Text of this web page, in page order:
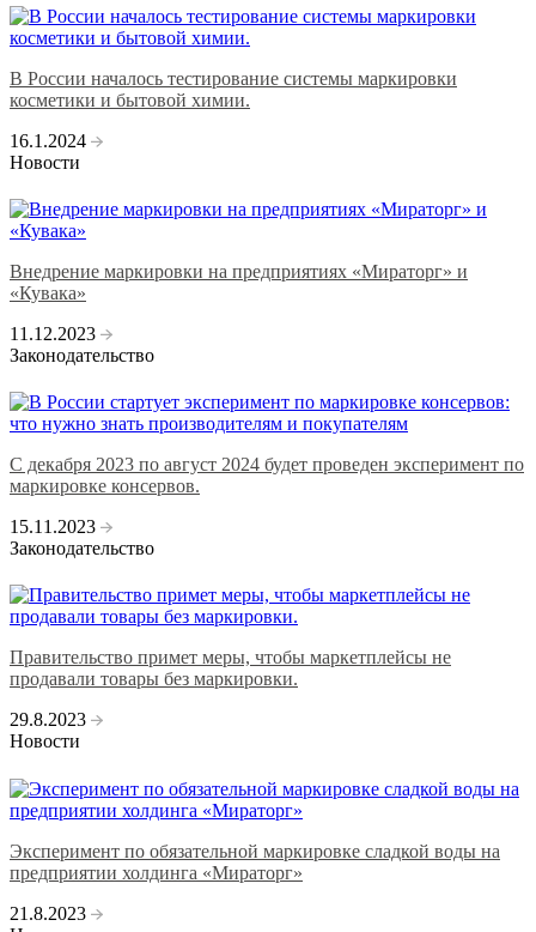
В России началось тестирование системы маркировки
косметики и бытовой химии.
16.1.2024
Новости
Внедрение маркировки на предприятиях «Мираторг» и
«Кувака»
11.12.2023
Законодательство
С декабря 2023 по август 2024 будет проведен эксперимент по
маркировке консервов.
15.11.2023
Законодательство
Правительство примет меры, чтобы маркетплейсы не
продавали товары без маркировки.
29.8.2023
Новости
Эксперимент по обязательной маркировке сладкой воды на
предприятии холдинга «Мираторг»
21.8.2023